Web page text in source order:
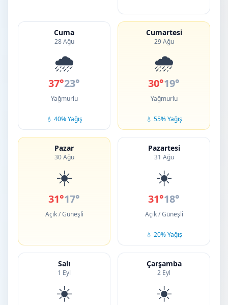
Cuma
28 Ağu
🌧️
37°23°
Yağmurlu
💧 40% Yağış
Cumartesi
29 Ağu
🌧️
30°19°
Yağmurlu
💧 55% Yağış
Pazar
30 Ağu
☀️
31°17°
Açık / Güneşli
Pazartesi
31 Ağu
☀️
31°18°
Açık / Güneşli
💧 20% Yağış
Salı
1 Eyl
☀️
Çarşamba
2 Eyl
☀️